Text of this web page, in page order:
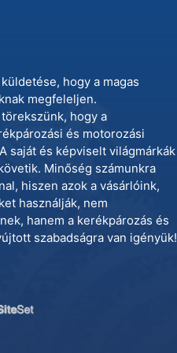
hogy a magas
megfeleljen.
hogy a
és motorozási
saját és képviselt világmárkák
Minőség számunkra
hiszen azok a vásárlóink,
használják, nem
hanem a kerékpározás és
szabadságra van igényük!